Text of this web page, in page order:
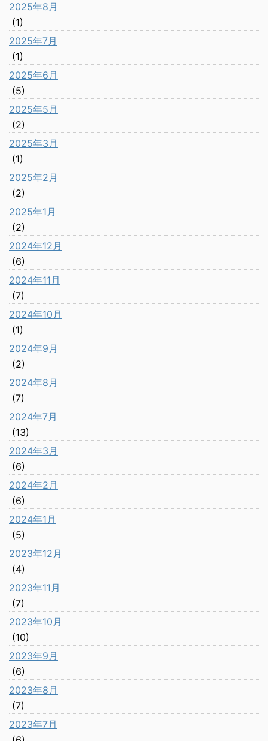
2025年8月
(1)
2025年7月
(1)
2025年6月
(5)
2025年5月
(2)
2025年3月
(1)
2025年2月
(2)
2025年1月
(2)
2024年12月
(6)
2024年11月
(7)
2024年10月
(1)
2024年9月
(2)
2024年8月
(7)
2024年7月
(13)
2024年3月
(6)
2024年2月
(6)
2024年1月
(5)
2023年12月
(4)
2023年11月
(7)
2023年10月
(10)
2023年9月
(6)
2023年8月
(7)
2023年7月